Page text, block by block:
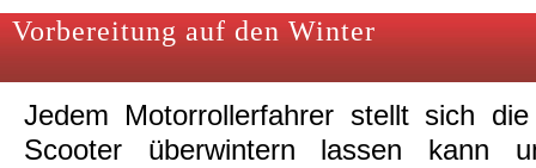
Vorbereitung auf den Winter
Jedem Motorrollerfahrer stellt sich
Scooter überwintern lassen kann